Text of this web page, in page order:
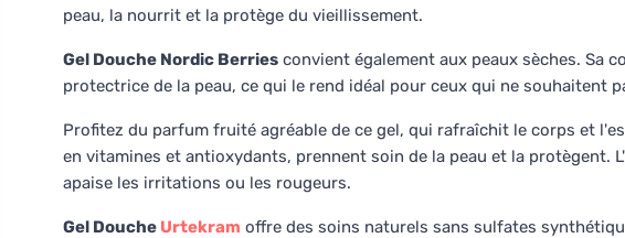
peau, la nourrit et la protège du vieillissement.
Gel Douche Nordic Berries convient également aux peaux sèches. Sa
protectrice de la peau, ce qui le rend idéal pour ceux qui ne souhaitent
Profitez du parfum fruité agréable de ce gel, qui rafraîchit le corps et
en vitamines et antioxydants, prennent soin de la peau et la protègent.
apaise les irritations ou les rougeurs.
Gel Douche Urtekram offre des soins naturels sans sulfates